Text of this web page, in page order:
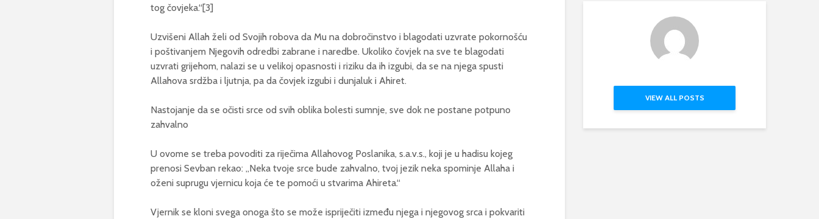
tog čovjeka.“[3]
Uzvišeni Allah želi od Svojih robova da Mu na dobročinstvo i blagodati uzvrate pokornošću
i poštivanjem Njegovih odredbi zabrane i naredbe. Ukoliko čovjek na sve te blagodati
uzvrati grijehom, nalazi se u velikoj opasnosti i riziku da ih izgubi, da se na njega spusti
Allahova srdžba i ljutnja, pa da čovjek izgubi i dunjaluk i Ahiret.
Nastojanje da se očisti srce od svih oblika bolesti sumnje, sve dok ne postane potpuno
zahvalno
U ovome se treba povoditi za riječima Allahovog Poslanika, s.a.v.s., koji je u hadisu kojeg
prenosi Sevban rekao: „Neka tvoje srce bude zahvalno, tvoj jezik neka spominje Allaha i
oženi suprugu vjernicu koja će te pomoći u stvarima Ahireta.“
Vjernik se kloni svega onoga što se može ispriječiti između njega i njegovog srca i pokvariti
VIEW ALL POSTS